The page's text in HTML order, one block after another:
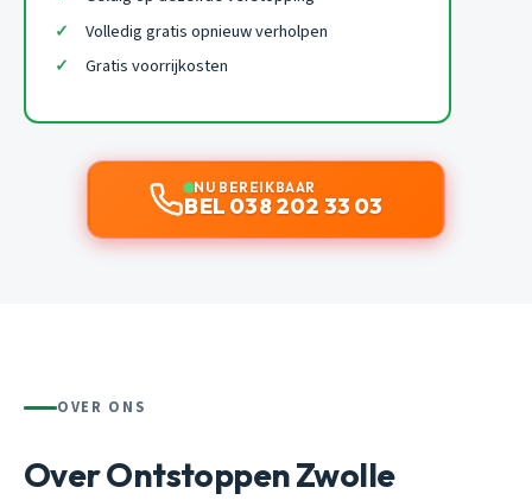
Volledig gratis opnieuw verholpen
Gratis voorrijkosten
NU BEREIKBAAR
BEL 038 202 33 03
OVER ONS
Over Ontstoppen Zwolle